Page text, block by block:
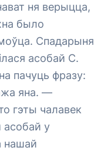
ня верыцца,
было
Спадарыня
асобай С.
пачуць фразу:
яна. —
гэты чалавек
асобай у
нашай